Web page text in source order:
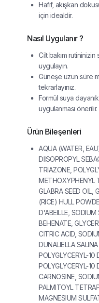
Hafif, akışkan
için idealdir.
Nasıl Uygulanır ?
Cilt bakım
uygulayın.
Güneşe uzun süre
tekrarlayınız.
Formül suya
uygulanması önerilir.
Ürün Bileşenleri
AQUA (WATER,
DIISOPROPYL
TRIAZONE,
METHOXYPHENYL
GLABRA SEED OIL,
(RICE) HULL
D'ABEILLE,
BEHENATE,
CITRIC ACID,
DUNALIELLA
POLYGLYCERYL-10
POLYGLYCERYL-10
CARNOSINE,
PALMITOYL
MAGNESIUM